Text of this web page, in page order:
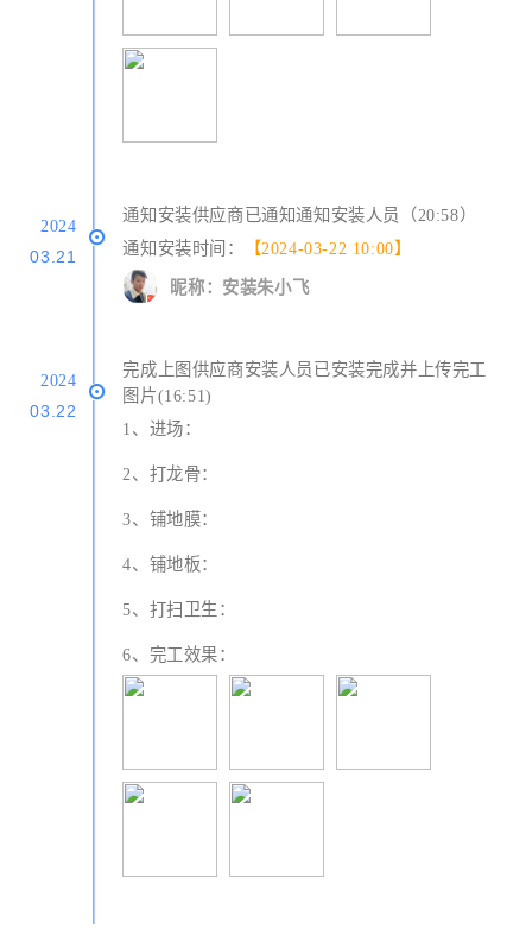
2024
03.21
通知安装供应商已通知通知安装人员（20:58）
通知安装时间：
【2024-03-22 10:00】
昵称：安装朱小飞
2024
03.22
完成上图供应商安装人员已安装完成并上传完工
图片(16:51)
1、进场：
2、打龙骨：
3、铺地膜：
4、铺地板：
5、打扫卫生：
6、完工效果：